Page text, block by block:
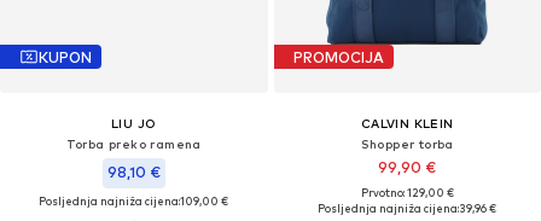
KUPON
LIU JO
Torba preko ramena
98,10 €
Posljednja najniža cijena:109,00 €
PROMOCIJA
CALVIN KLEIN
Shopper torba
99,90 €
Prvotno: 129,00 €
Posljednja najniža cijena:39,96 €